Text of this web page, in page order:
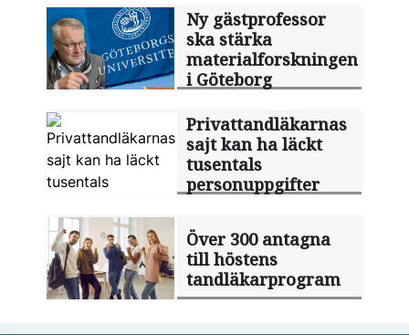
Ny gästprofessor
ska stärka
materialforskningen
i Göteborg
Privattandläkarnas
sajt kan ha läckt
tusentals
personuppgifter
Över 300 antagna
till höstens
tandläkarprogram